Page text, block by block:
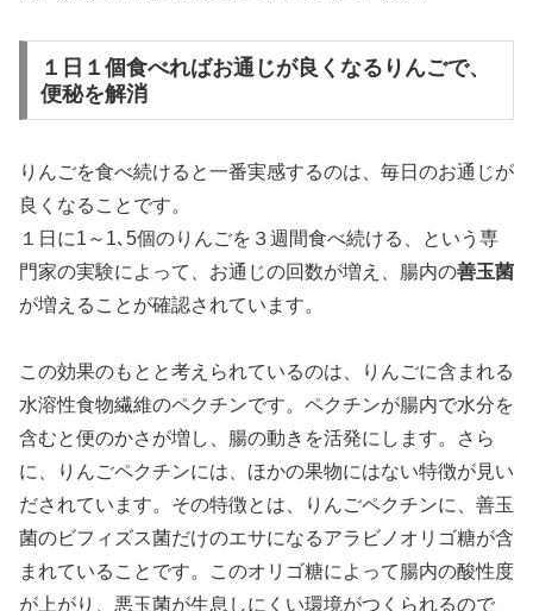
１日１個食べればお通じが良くなるりんごで、
便秘を解消
りんごを食べ続けると一番実感するのは、毎日のお通じが
良くなることです。
１日に1～1､5個のりんごを３週間食べ続ける、という専
門家の実験によって、お通じの回数が増え、腸内の善玉菌
が増えることが確認されています。
この効果のもとと考えられているのは、りんごに含まれる
水溶性食物繊維のペクチンです。ペクチンが腸内で水分を
含むと便のかさが増し、腸の動きを活発にします。さら
に、りんごペクチンには、ほかの果物にはない特徴が見い
だされています。その特徴とは、りんごペクチンに、善玉
菌のビフィズス菌だけのエサになるアラビノオリゴ糖が含
まれていることです。このオリゴ糖によって腸内の酸性度
が上がり、悪玉菌が生息しにくい環境がつくられるので